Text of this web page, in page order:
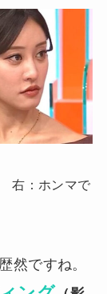
右：ホンマで
然ですね。